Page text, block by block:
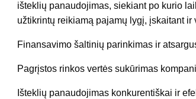
išteklių panaudojimas, siekiant po kurio
užtikrintų reikiamą pajamų lygį, įskaitant
Finansavimo šaltinių parinkimas ir
Pagrįstos rinkos vertės sukūrimas
Išteklių panaudojimas konkurentiškai ir